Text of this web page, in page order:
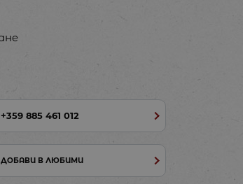
+359 885 461 012
ДОБАВИ В ЛЮБИМИ